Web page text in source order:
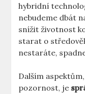
⁤hybridní
nebudeme dbát
snížit ‍životnost
starat⁢ o
nestaráte,
Dalším
pozornost, je